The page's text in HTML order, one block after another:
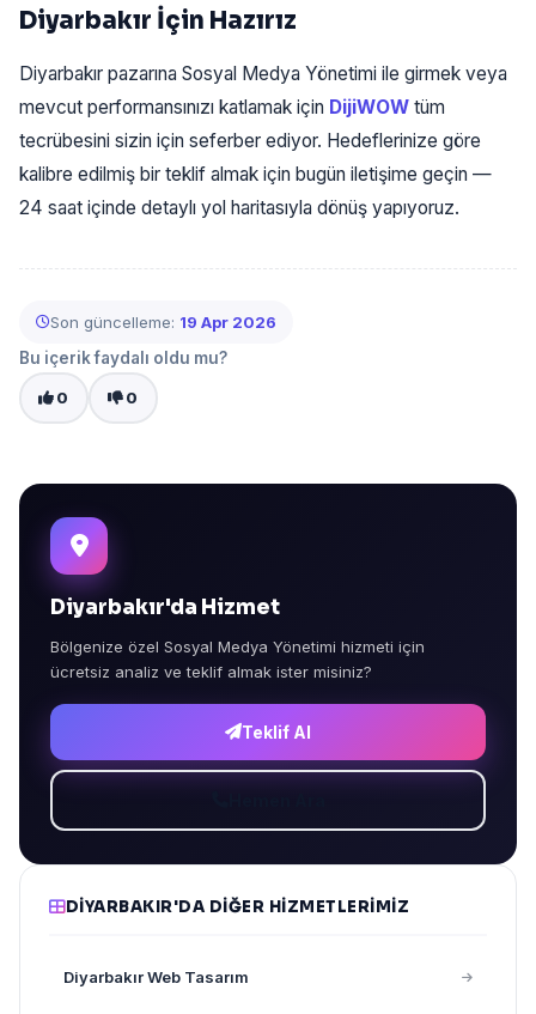
Diyarbakır İçin Hazırız
Diyarbakır pazarına Sosyal Medya Yönetimi ile girmek veya
mevcut performansınızı katlamak için DijiWOW tüm
tecrübesini sizin için seferber ediyor. Hedeflerinize göre
kalibre edilmiş bir teklif almak için bugün iletişime geçin —
24 saat içinde detaylı yol haritasıyla dönüş yapıyoruz.
Son güncelleme: 19 Apr 2026
Bu içerik faydalı oldu mu?
0 0
Diyarbakır'da Hizmet
Bölgenize özel Sosyal Medya Yönetimi hizmeti için
ücretsiz analiz ve teklif almak ister misiniz?
Teklif Al
DIYARBAKIR'DA DIĞER HIZMETLERIMIZ
Diyarbakır Web Tasarım